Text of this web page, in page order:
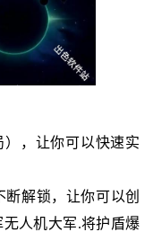
），让你可以快速实
断解锁，让你可以创
人机大军.将护盾爆